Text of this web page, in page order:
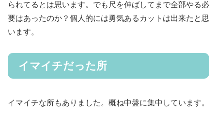
られてるとは思います。でも尺を伸ばしてまで全部やる必
要はあったのか？個人的には勇気あるカットは出来たと思
います。
イマイチだった所
イマイチな所もありました。概ね中盤に集中しています。